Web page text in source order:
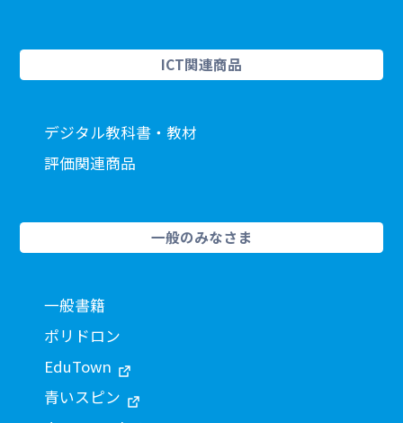
ICT関連商品
デジタル教科書・教材
評価関連商品
一般のみなさま
一般書籍
ポリドロン
EduTown
青いスピン